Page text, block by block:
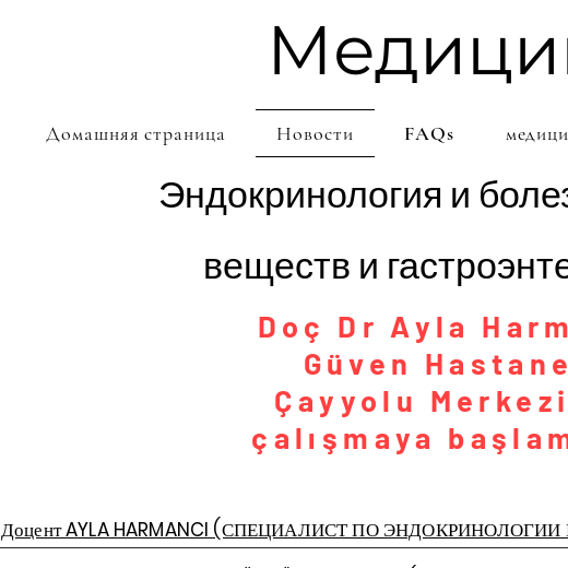
Домашняя страница Новости FAQs
Эндокринология и
веществ и
Doç Dr Ayla
Güven
Çayyolu
çalışmaya
Доцент AYLA HARMANCI (СПЕЦИАЛИСТ ПО